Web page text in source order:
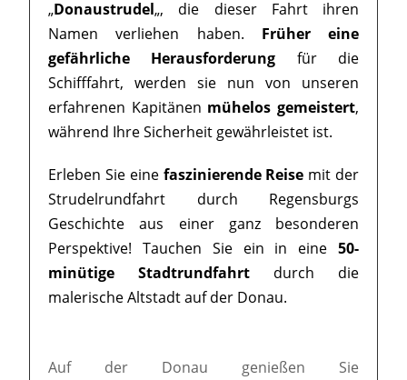
„Donaustrudel„, die dieser Fahrt ihren
Namen verliehen haben. Früher eine
gefährliche Herausforderung für die
Schifffahrt, werden sie nun von unseren
erfahrenen Kapitänen mühelos gemeistert,
während Ihre Sicherheit gewährleistet ist.
Erleben Sie eine faszinierende Reise mit der
Strudelrundfahrt durch Regensburgs
Geschichte aus einer ganz besonderen
Perspektive! Tauchen Sie ein in eine 50-
minütige Stadtrundfahrt durch die
malerische Altstadt auf der Donau.
Auf der Donau genießen Sie